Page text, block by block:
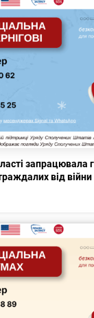
запрацювала
від війни